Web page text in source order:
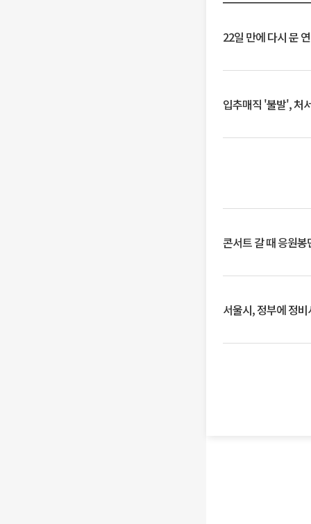
22일 만에 다시 문
입추매직 '불발', 처
콘서트 갈 때 응원
서울시, 정부에 정